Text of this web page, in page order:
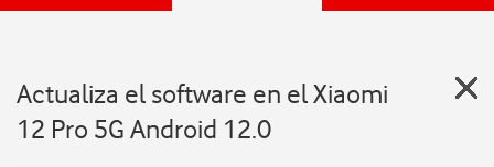
Actualiza el software en el Xiaomi
12 Pro 5G Android 12.0